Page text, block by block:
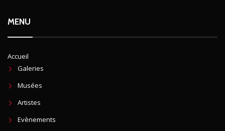
MENU
Accueil
Galeries
Musées
Artistes
Evènements